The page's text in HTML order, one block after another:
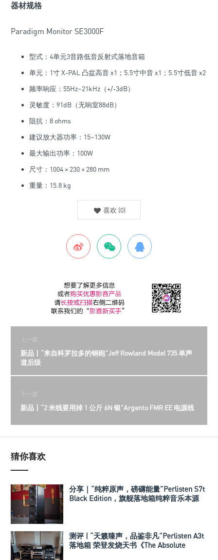
器材规格
Paradigm Monitor SE3000F
型式：4单元3音路低音反射式落地音箱
单元：1寸 X-PAL 凸盆高音 x1；5.5寸中音 x1；5.5寸低音 x2
频率响应：55Hz~21kHz（+/-3dB）
灵敏度：91dB（无响室88dB）
阻抗：8 ohms
建议放大器功率：15~130W
最大输出功率：100W
尺寸：1004 × 230 × 280 mm
重量：15.8 kg
喜欢 (0)
上一篇
新品丨“来自科罗拉多的钢砲”Jeff Rowland Model 735 单声
道后级
下一篇
新品丨“2 米线要用掉 1 公斤 6N 银”Argento FMR EE 电源线
猜你喜欢
分享｜“纯粹原声，磅礴能量”Perlisten S7t
Black Edition，旗舰落地箱纯粹音乐本源
测评 | “天籁臻声，品鉴非凡”Perlisten A3t
落地箱 荣登发烧天书《The Absolute